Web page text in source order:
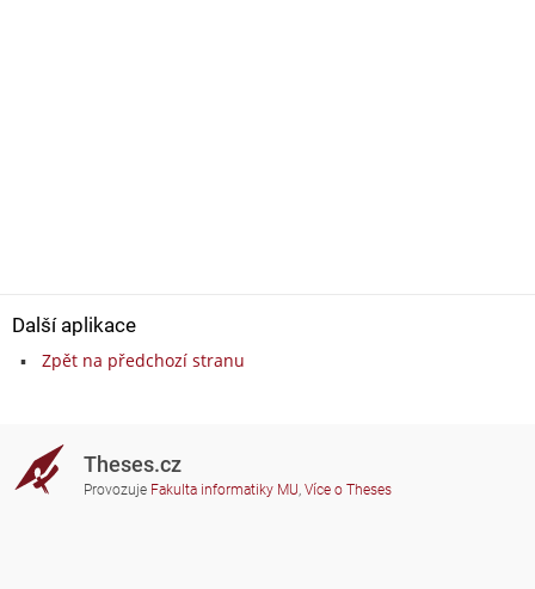
Další aplikace
Zpět na předchozí stranu
Theses.cz
Provozuje Fakulta informatiky MU, Více o Theses